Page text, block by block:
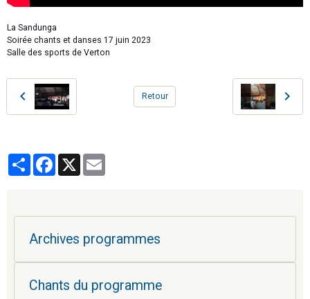
La Sandunga
Soirée chants et danses 17 juin 2023
Salle des sports de Verton
Retour
PartagerFacebook
Archives programmes
Chants du programme